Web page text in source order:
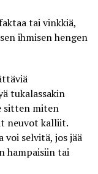
tai vinkkiä,
ihmisen hengen
tukalassakin
sitten miten
neuvot kalliit.
voi selvitä, jos jää
hampaisiin tai